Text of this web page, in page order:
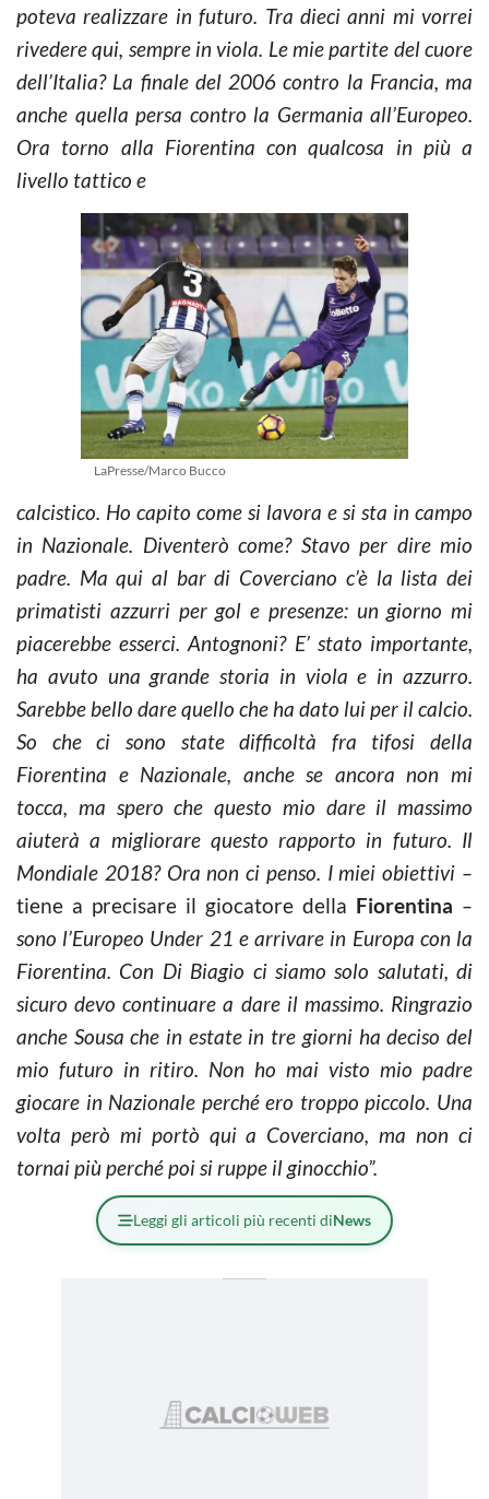
poteva realizzare in futuro. Tra dieci anni mi vorrei
rivedere qui, sempre in viola. Le mie partite del cuore
dell’Italia? La finale del 2006 contro la Francia, ma
anche quella persa contro la Germania all’Europeo.
Ora torno alla Fiorentina con qualcosa in più a
livello tattico e
LaPresse/Marco Bucco
calcistico. Ho capito come si lavora e si sta in campo
in Nazionale. Diventerò come? Stavo per dire mio
padre. Ma qui al bar di Coverciano c’è la lista dei
primatisti azzurri per gol e presenze: un giorno mi
piacerebbe esserci. Antognoni? E’ stato importante,
ha avuto una grande storia in viola e in azzurro.
Sarebbe bello dare quello che ha dato lui per il calcio.
So che ci sono state difficoltà fra tifosi della
Fiorentina e Nazionale, anche se ancora non mi
tocca, ma spero che questo mio dare il massimo
aiuterà a migliorare questo rapporto in futuro. Il
Mondiale 2018? Ora non ci penso. I miei obiettivi –
tiene a precisare il giocatore della Fiorentina –
sono l’Europeo Under 21 e arrivare in Europa con la
Fiorentina. Con Di Biagio ci siamo solo salutati, di
sicuro devo continuare a dare il massimo. Ringrazio
anche Sousa che in estate in tre giorni ha deciso del
mio futuro in ritiro. Non ho mai visto mio padre
giocare in Nazionale perché ero troppo piccolo. Una
volta però mi portò qui a Coverciano, ma non ci
tornai più perché poi si ruppe il ginocchio”.
Leggi gli articoli più recenti diNews